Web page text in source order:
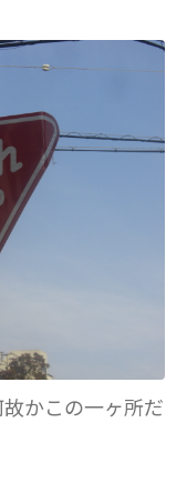
故かこの一ヶ所だ